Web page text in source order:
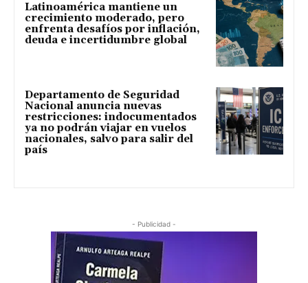
Latinoamérica mantiene un
crecimiento moderado, pero
enfrenta desafíos por inflación,
deuda e incertidumbre global
Departamento de Seguridad
Nacional anuncia nuevas
restricciones: indocumentados
ya no podrán viajar en vuelos
nacionales, salvo para salir del
país
- Publicidad -